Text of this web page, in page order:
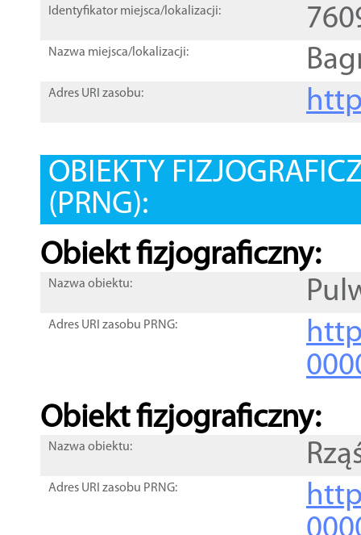
Identyfikator miejsca/lokalizacji:
Nazwa miejsca/lokalizacji:
Adres URI zasobu:
OBIEKTY
(PRNG):
Obiekt fizjograficzny:
Nazwa obiektu:
Adres URI zasobu PRNG:
Obiekt fizjograficzny:
Nazwa obiektu:
Adres URI zasobu PRNG: